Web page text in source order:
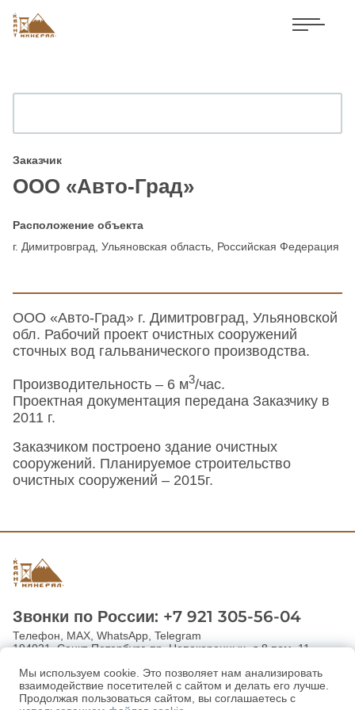
Заказчик
ООО «Авто-Град»
Расположение объекта
г. Димитровград, Ульяновская область, Российская Федерация
ООО «Авто-Град» г. Димитровград, Ульяновской
обл. Рабочий проект очистных сооружений
сточных вод гальванического производства.
Производительность – 6 м3/час.
Проектная документация передана Заказчику в
2011 г.
Заказчиком построено здание очистных
сооружений. Планируемое строительство
очистных сооружений – 2015г.
Звонки по Роcсии: +7 921 305-56-04
Телефон, MAX, WhatsApp, Telegram
194021, Санкт-Петербург, пр. Непокоренных, д.8 пом. 11
Политика конфиденциальности
Пользовательское соглашение
Мы используем cookie. Это позволяет нам анализировать
взаимодействие посетителей с сайтом и делать его лучше.
Продолжая пользоваться сайтом, вы соглашаетесь с